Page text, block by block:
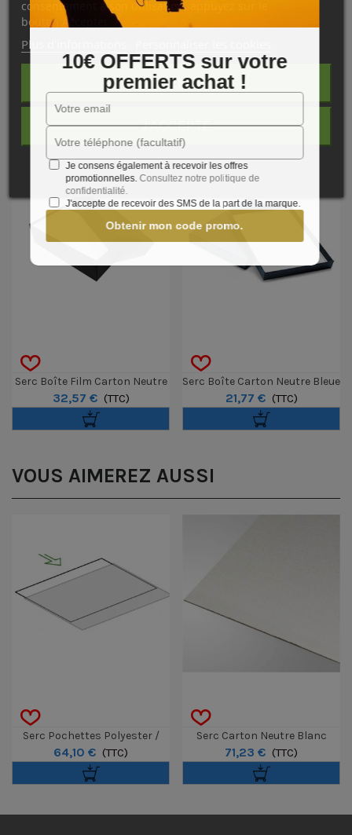
• Carton neutre 18/10e
sans acide, contre collé
Wibalin Buckram.
Couvercle séparé
NOS PRODUITS
COMPLÉMENTAIRES
Serc Boîte Film Carton Neutre
Noire BN45N 4x5' (sans Acide)
32,57 € (TTC)
Serc Boîte Carton Neutre Bleue
BCP11 10x15 (sans Acide)
17x12cm
21,77 € (TTC)
VOUS AIMEREZ AUSSI
Serc Pochettes Polyester /
Ouverture Grand Côté 24x30
25P
64,10 € (TTC)
Serc Carton Neutre Blanc
6/10e 50x60cm X20
71,23 € (TTC)
consentement à son utilisation, appuyez sur le
bouton Accepter.
Plus d'informations
REJETER TOUT
J'ACCEPTE
10€ OFFERTS sur votre
premier achat !
Je consens également à recevoir les offres
promotionnelles. Consultez notre politique de
confidentialité.
J'accepte de recevoir des SMS de la part de la marque.
Obtenir mon code promo.